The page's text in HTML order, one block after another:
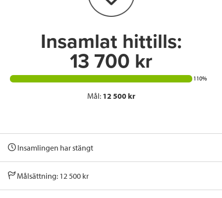
n
Insamlat hittills:
13 700 kr
110%
Mål: 12 500 kr
Insamlingen har stängt
Målsättning: 12 500 kr